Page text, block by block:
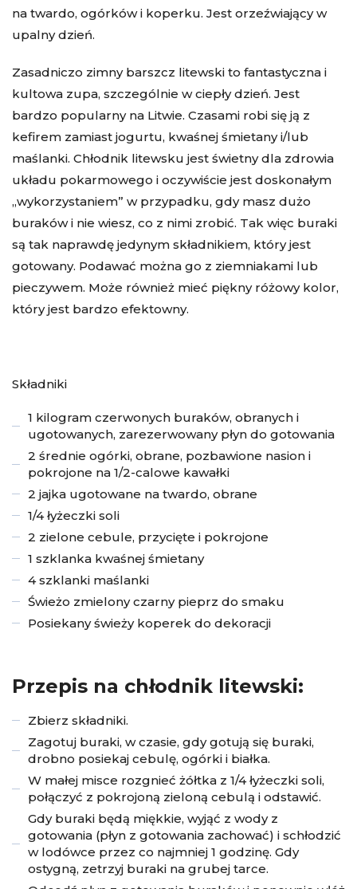
na twardo, ogórków i koperku. Jest orzeźwiający w
upalny dzień.
Zasadniczo zimny barszcz litewski to fantastyczna i
kultowa zupa, szczególnie w ciepły dzień. Jest
bardzo popularny na Litwie. Czasami robi się ją z
kefirem zamiast jogurtu, kwaśnej śmietany i/lub
maślanki. Chłodnik litewsku jest świetny dla zdrowia
układu pokarmowego i oczywiście jest doskonałym
„wykorzystaniem” w przypadku, gdy masz dużo
buraków i nie wiesz, co z nimi zrobić. Tak więc buraki
są tak naprawdę jedynym składnikiem, który jest
gotowany. Podawać można go z ziemniakami lub
pieczywem. Może również mieć piękny różowy kolor,
który jest bardzo efektowny.
Składniki
1 kilogram czerwonych buraków, obranych i
ugotowanych, zarezerwowany płyn do gotowania
2 średnie ogórki, obrane, pozbawione nasion i
pokrojone na 1/2-calowe kawałki
2 jajka ugotowane na twardo, obrane
1/4 łyżeczki soli
2 zielone cebule, przycięte i pokrojone
1 szklanka kwaśnej śmietany
4 szklanki maślanki
Świeżo zmielony czarny pieprz do smaku
Posiekany świeży koperek do dekoracji
Przepis na chłodnik litewski:
Zbierz składniki.
Zagotuj buraki, w czasie, gdy gotują się buraki,
drobno posiekaj cebulę, ogórki i białka.
W małej misce rozgnieć żółtka z 1/4 łyżeczki soli,
połączyć z pokrojoną zieloną cebulą i odstawić.
Gdy buraki będą miękkie, wyjąć z wody z
gotowania (płyn z gotowania zachować) i schłodzić
w lodówce przez co najmniej 1 godzinę. Gdy
ostygną, zetrzyj buraki na grubej tarce.